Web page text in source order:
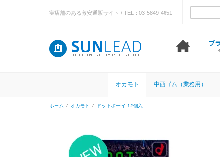
実店舗のある激安通販サイト / TEL：03-5849-4651
オカモト 中西ゴム（業務用）
ホーム / オカモト / ドットボーイ 12個入